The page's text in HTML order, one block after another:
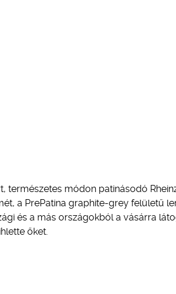
természetes módon patinásodó
a PrePatina graphite-grey felületű
és a más országokból a vásárra
őket.